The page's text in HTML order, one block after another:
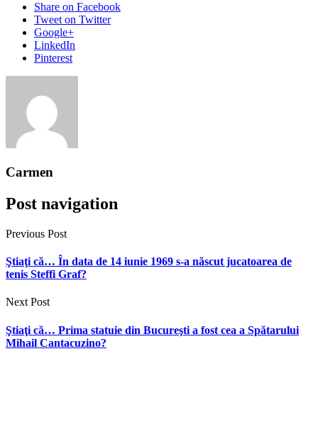
Share on Facebook
Tweet on Twitter
Google+
LinkedIn
Pinterest
Carmen
Post navigation
Previous Post
Ştiaţi că… În data de 14 iunie 1969 s-a născut jucatoarea de
tenis Steffi Graf?
Next Post
Ştiaţi că… Prima statuie din Bucureşti a fost cea a Spătarului
Mihail Cantacuzino?